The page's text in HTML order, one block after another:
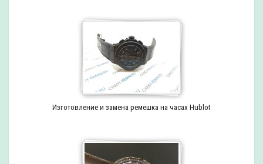
Изготовление и замена ремешка на часах Hublot